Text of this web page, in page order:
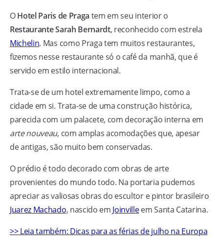
OHotel Paris de Praga tem em seu interior o
Restaurante Sarah Bernardt, reconhecido com estrela
Michelin. Mas como Praga tem muitos restaurantes,
fizemos nesse restaurante só o café da manhã, que é
servido em estilo internacional.
Trata-se de um hotel extremamente limpo, como a
cidade em si. Trata-se de uma construção histórica,
parecida com um palacete, com decoração interna em
arte nouveau, com amplas acomodações que, apesar
de antigas, são muito bem conservadas.
O prédio é todo decorado com obras de arte
provenientes do mundo todo. Na portaria pudemos
apreciar as valiosas obras do escultor e pintor brasileiro
Juarez Machado, nascido em Joinvilleem Santa Catarina.
>> Leia também: Dicas para as férias de julho na Europa